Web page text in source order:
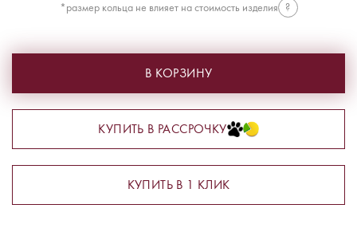
*размер кольца не влияет на стоимость изделия
?
В КОРЗИНУ
КУПИТЬ В РАССРОЧКУ
КУПИТЬ В 1 КЛИК